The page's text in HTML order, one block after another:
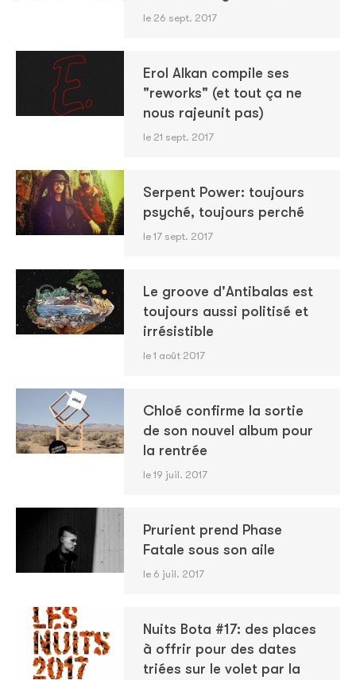
le 26 sept. 2017
Erol Alkan compile ses
"reworks" (et tout ça ne
nous rajeunit pas)
le 21 sept. 2017
Serpent Power: toujours
psyché, toujours perché
le 17 sept. 2017
Le groove d'Antibalas est
toujours aussi politisé et
irrésistible
le 1 août 2017
Chloé confirme la sortie
de son nouvel album pour
la rentrée
le 19 juil. 2017
Prurient prend Phase
Fatale sous son aile
le 6 juil. 2017
Nuits Bota #17: des places
à offrir pour des dates
triées sur le volet par la